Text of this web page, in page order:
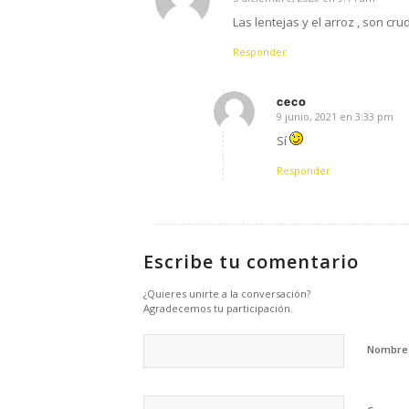
says:
Las lentejas y el arroz , son
Responder
ceco
says:
9 junio, 2021 en 3:33 pm
Sí
Responder
Escribe tu comentario
¿Quieres unirte a la conversación?
Agradecemos tu participación.
Nombre